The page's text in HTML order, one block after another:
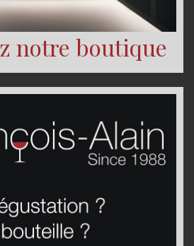
notre boutique